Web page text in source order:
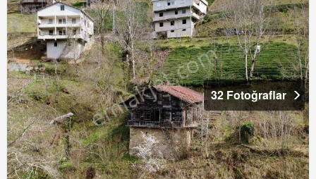
32 Fotoğraflar